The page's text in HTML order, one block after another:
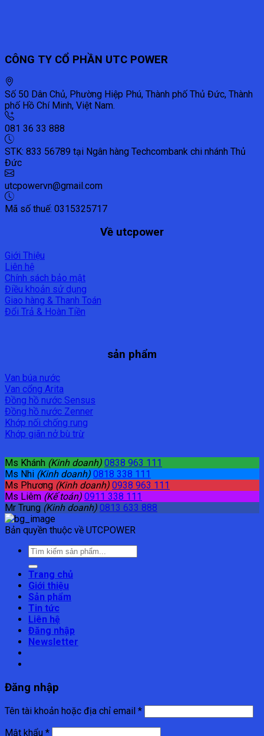
CÔNG TY CỔ PHẦN UTC POWER
Số 50 Dân Chủ, Phường Hiệp Phú, Thành phố Thủ Đức, Thành
phố Hồ Chí Minh, Việt Nam.
081 36 33 888
STK: 833 56789 tại Ngân hàng Techcombank chi nhánh Thủ
Đức
utcpowervn@gmail.com
Mã số thuế: 0315325717
Về utcpower
Giới Thiệu
Liên hệ
Chính sách bảo mật
Điều khoản sử dụng
Giao hàng & Thanh Toán
Đổi Trả & Hoàn Tiền
sản phẩm
Van búa nước
Van cổng Arita
Đồng hồ nước Sensus
Đồng hồ nước Zenner
Khớp nối chống rung
Khớp giãn nở bù trừ
Ms Khánh (Kinh doanh) 0838 963 111
Ms Nhi (Kinh doanh) 0818 338 111
Ms Phương (Kinh doanh) 0938 963 111
Ms Liêm (Kế toán) 0911 338 111
Mr Trung (Kinh doanh) 0813 633 888
Bản quyền thuộc về UTCPOWER
Tìm
kiếm:
Trang chủ
Giới thiệu
Sản phẩm
Tin tức
Liên hệ
Đăng nhập
Newsletter
Đăng nhập
Tên tài khoản hoặc địa chỉ email *
Mật khẩu *